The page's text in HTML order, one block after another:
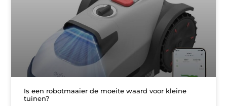
Is een robotmaaier de moeite waard voor kleine
tuinen?